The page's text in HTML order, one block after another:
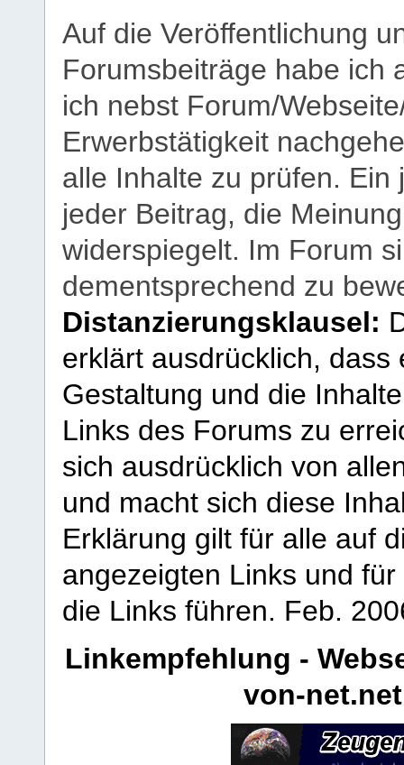
Auf die Veröffentlichung
Forumsbeiträge habe ich
ich nebst Forum/
Erwerbstätigkeit
alle Inhalte zu prüfen.
jeder Beitrag, die
widerspiegelt. Im Forum
dementsprechend zu
Distanzierungsklausel:
erklärt ausdrücklich,
Gestaltung und die
Links des Forums zu
sich ausdrücklich von
und macht sich diese
Erklärung gilt für alle auf
angezeigten Links und
die Links führen. Feb.
Linkempfehlung -
von-net.net